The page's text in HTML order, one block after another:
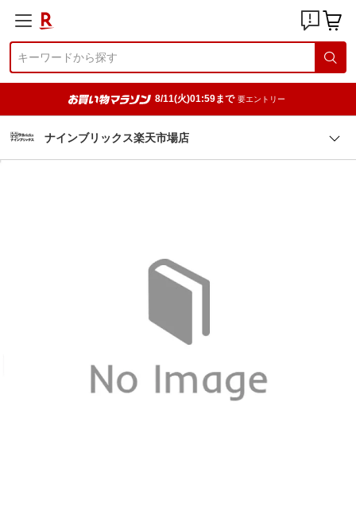
8/11(火)01:59まで 要エントリー
ナインブリックス楽天市場店